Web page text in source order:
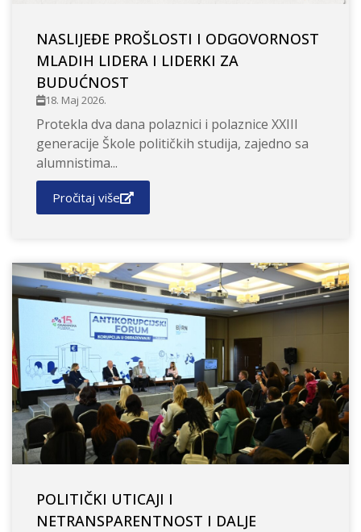
NASLIJEĐE PROŠLOSTI I ODGOVORNOST
MLADIH LIDERA I LIDERKI ZA
BUDUĆNOST
18. Maj 2026.
Protekla dva dana polaznici i polaznice XXIII
generacije Škole političkih studija, zajedno sa
alumnistima...
Pročitaj više
POLITIČKI UTICAJI I
NETRANSPARENTNOST I DALJE